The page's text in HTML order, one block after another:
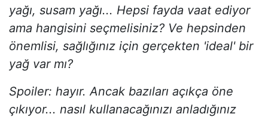
yağı, susam yağı... Hepsi fayda vaat ediyor
ama hangisini seçmelisiniz? Ve hepsinden
önemlisi, sağlığınız için gerçekten 'ideal' bir
yağ var mı?
Spoiler: hayır. Ancak bazıları açıkça öne
çıkıyor... nasıl kullanacağınızı anladığınız